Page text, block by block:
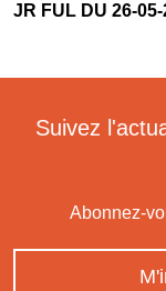
JR FUL DU 26-
Suivez
Abonnez-